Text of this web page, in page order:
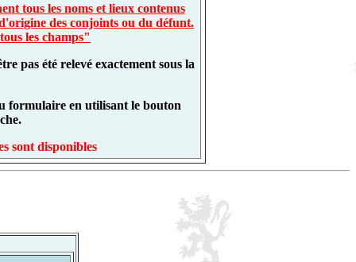
tous les noms et lieux contenus
des conjoints ou du défunt.
les champs"
pas été relevé exactement sous la
formulaire en utilisant le bouton
sont disponibles